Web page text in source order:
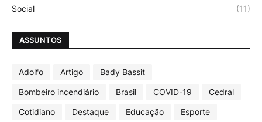
Social (11)
ASSUNTOS
Adolfo Artigo
Bady Bassit
Bombeiro incendiário
Brasil COVID-19
Cedral
Cotidiano
Destaque Educação
Esporte